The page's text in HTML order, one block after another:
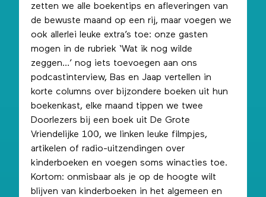
zetten we alle boekentips en afleveringen van
de bewuste maand op een rij, maar voegen we
ook allerlei leuke extra’s toe: onze gasten
mogen in de rubriek ‘Wat ik nog wilde
zeggen…’ nog iets toevoegen aan ons
podcastinterview, Bas en Jaap vertellen in
korte columns over bijzondere boeken uit hun
boekenkast, elke maand tippen we twee
Doorlezers bij een boek uit De Grote
Vriendelijke 100, we linken leuke filmpjes,
artikelen of radio-uitzendingen over
kinderboeken en voegen soms winacties toe.
Kortom: onmisbaar als je op de hoogte wilt
blijven van kinderboeken in het algemeen en